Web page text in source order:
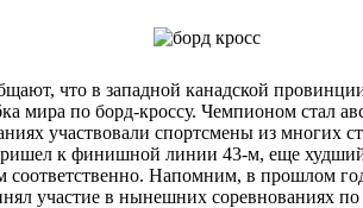
что в западной канадской
мира по борд-кроссу. Чемпионом
участвовали спортсмены из
к финишной линии 43-м, еще
Напомним, в прошлом
участие в нынешних соревнованиях по